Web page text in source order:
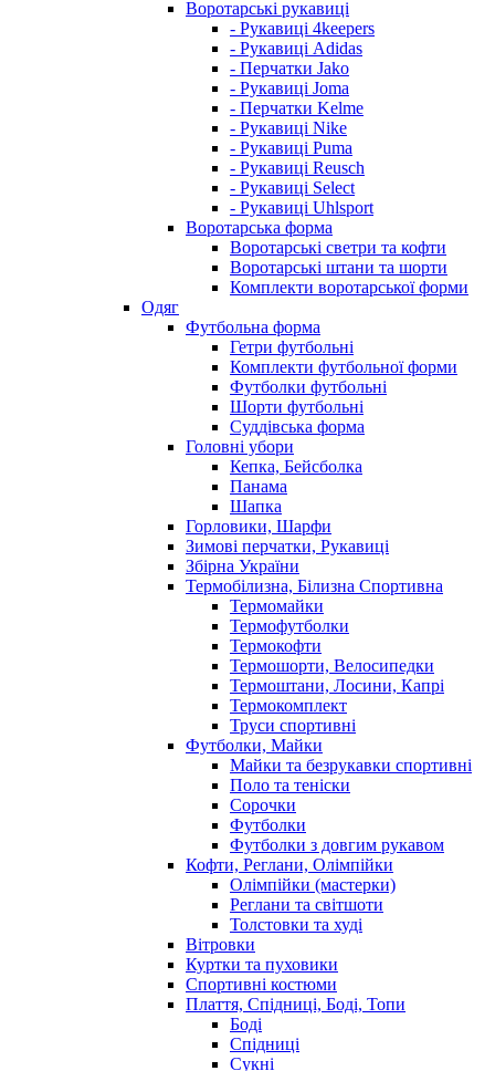
Воротарські рукавиці
- Рукавиці 4keepers
- Рукавиці Adidas
- Перчатки Jako
- Рукавиці Joma
- Перчатки Kelme
- Рукавиці Nike
- Рукавиці Puma
- Рукавиці Reusch
- Рукавиці Select
- Рукавиці Uhlsport
Воротарська форма
Воротарські светри та кофти
Воротарські штани та шорти
Комплекти воротарської форми
Одяг
Футбольна форма
Гетри футбольні
Комплекти футбольної форми
Футболки футбольні
Шорти футбольні
Суддівська форма
Головні убори
Кепка, Бейсболка
Панама
Шапка
Горловики, Шарфи
Зимові перчатки, Рукавиці
Збірна України
Термобілизна, Білизна Спортивна
Термомайки
Термофутболки
Термокофти
Термошорти, Велосипедки
Термоштани, Лосини, Капрі
Термокомплект
Труси спортивні
Футболки, Майки
Майки та безрукавки спортивні
Поло та теніски
Сорочки
Футболки
Футболки з довгим рукавом
Кофти, Реглани, Олімпійки
Олімпійки (мастерки)
Реглани та світшоти
Толстовки та худі
Вітровки
Куртки та пуховики
Спортивні костюми
Плаття, Спідниці, Боді, Топи
Боді
Спідниці
Сукні